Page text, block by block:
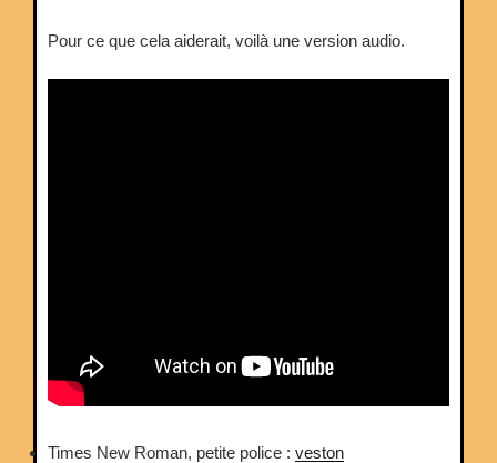
Pour ce que cela aiderait, voilà une version audio.
Times New Roman, petite police : veston